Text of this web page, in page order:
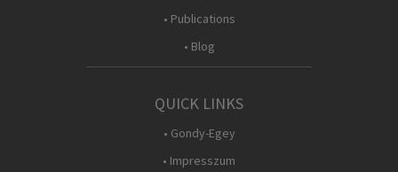
• Publications
• Blog
QUICK LINKS
• Gondy-Egey
• Impresszum